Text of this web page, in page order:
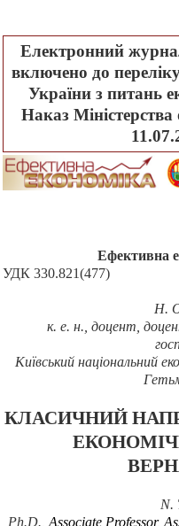
Електронний
включено до
України з питань
Наказ Міністерства
Ефективна
УДК 330.821(477)
Н.
к. е. н., доцент,
Київський національний
КЛАСИЧНИЙ
N.
Ph.D., Associate Professor,